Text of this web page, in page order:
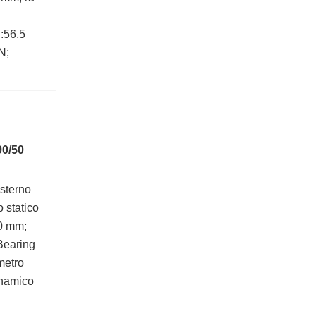
50
statico
mm;